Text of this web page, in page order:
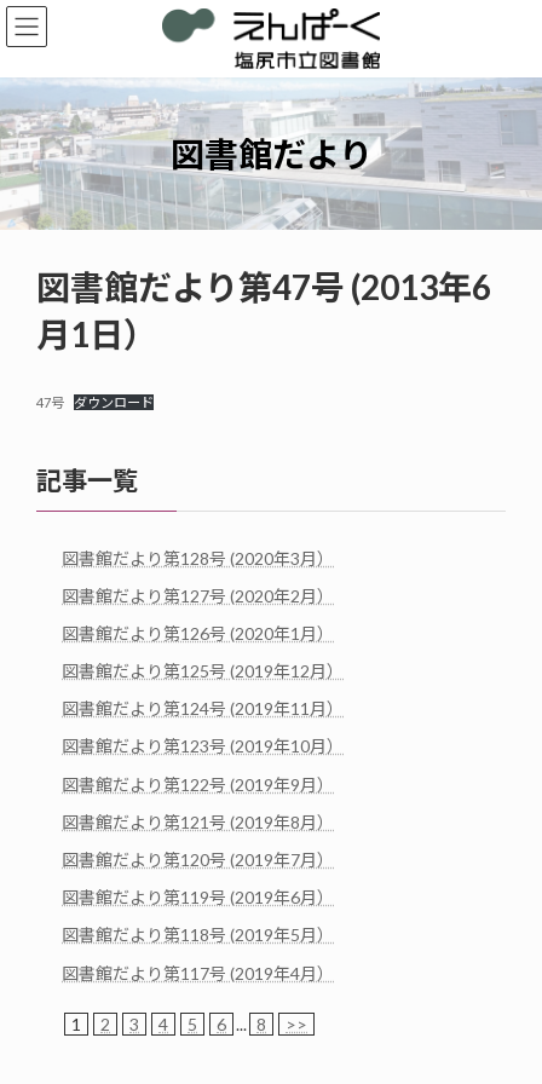
コ
ン
ン
ツ
へ
ス
キ
ッ
プ
ナ
ビ
ー
シ
ョ
ン
に
移
動
図書館だより
図書館だより第47号 (2013年6
月1日）
47号 ダウンロード
記事一覧
図書館だより第128号 (2020年3月）
図書館だより第127号 (2020年2月）
図書館だより第126号 (2020年1月）
図書館だより第125号 (2019年12月）
図書館だより第124号 (2019年11月）
図書館だより第123号 (2019年10月）
図書館だより第122号 (2019年9月）
図書館だより第121号 (2019年8月）
図書館だより第120号 (2019年7月）
図書館だより第119号 (2019年6月）
図書館だより第118号 (2019年5月）
図書館だより第117号 (2019年4月）
1 2 3 4 5 6 ... 8 >>